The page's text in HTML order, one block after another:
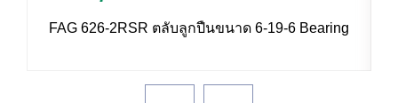
FAG 626-2RSR ตลับลูกปืนขนาด 6-19-6 Bearing